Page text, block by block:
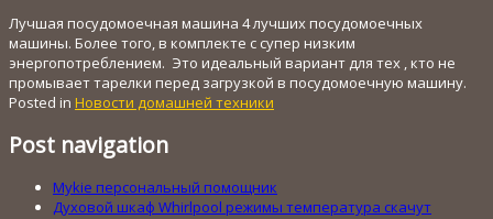
Лучшая посудомоечная машина 4 лучших посудомоечных
машины. Более того, в комплекте с супер низким
энергопотреблением. Это идеальный вариант для тех , кто не
промывает тарелки перед загрузкой в посудомоечную машину.
Posted in Новости домашней техники
Post navigation
Mykie персональный помощник
Духовой шкаф Whirlpool режимы температура скачут